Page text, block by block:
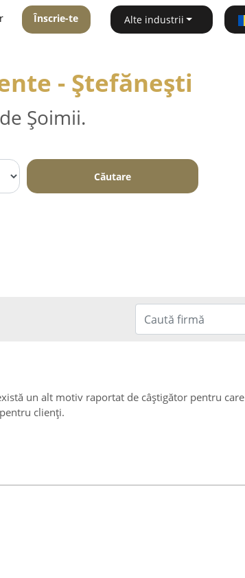
Înscrie-te Alte industrii
- Ştefăneşti
Șoimii.
Căutare
un alt motiv raportat de câștigător pentru care
clienți.